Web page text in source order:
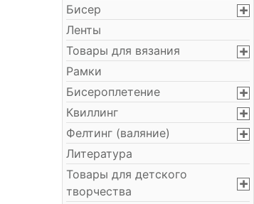
Бисер
Ленты
Товары для вязания
Рамки
Бисероплетение
Квиллинг
Фелтинг (валяние)
Литература
Товары для детского
творчества